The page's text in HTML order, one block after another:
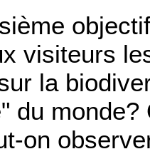
visiteurs
la
du
on